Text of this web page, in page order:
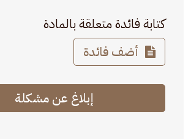
كتابة فائدة متعلقة بالمادة
أضف فائدة
إبلاغ عن مشكلة